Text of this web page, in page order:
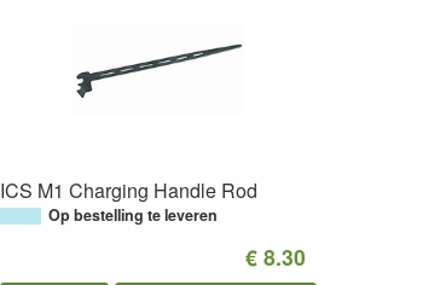
ICS M1 Charging Handle Rod
Op bestelling te leveren
€ 8.30